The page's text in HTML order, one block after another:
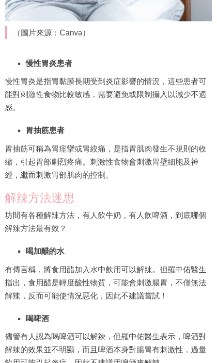
（圖片來源：Canva）
慢性胃炎患者
慢性胃炎是指胃黏膜長期受到炎症影響的情況，這些患者可
能對刺激性食物比較敏感，需要避免或限制攝入以減少不適
感。
胃抽筋患者
胃抽筋可稱為胃痙攣或胃絞痛，是指胃肌肉發生不規則的收
縮，引起胃部劇烈疼痛。刺激性食物會刺激胃壁細胞及神
經，繼而刺激胃部肌肉的控制。
解辣方法迷思
坊間有各種解辣方法，有人飲牛奶，有人飲啤酒，到底哪個
解辣方法最有效？
喝加醋的水
有傳言稱，將食用醋加入水中飲用可以解辣。但羅中佑醫生
指出，食用醋是輕度酸性物質，可能會刺激腸胃，不僅無法
解辣，反而可能使情況惡化，因此不建議嘗試！
喝啤酒
儘管有人認為喝啤酒可以解辣，但羅中佑醫生表示，啤酒對
解辣的效果並不明顯，而且啤酒本身對腸胃有刺激性，過量